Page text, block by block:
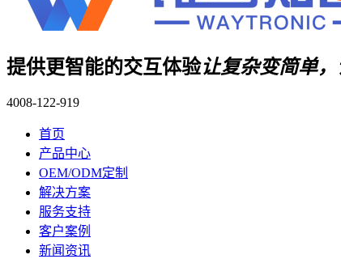
提供更智能的交互体验让复杂变简单
4008-122-919
首页
产品中心
OEM/ODM定制
解决方案
服务支持
客户案例
新闻资讯